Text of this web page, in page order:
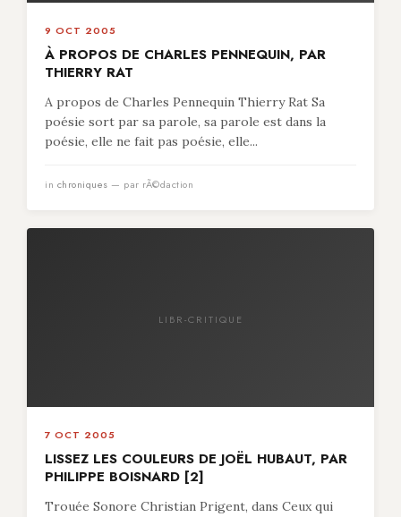
9 OCT 2005
À PROPOS DE CHARLES PENNEQUIN, PAR
THIERRY RAT
A propos de Charles Pennequin Thierry Rat Sa
poésie sort par sa parole, sa parole est dans la
poésie, elle ne fait pas poésie, elle...
in chroniques — par rÃ©daction
LIBR-CRITIQUE
7 OCT 2005
LISSEZ LES COULEURS DE JOËL HUBAUT, PAR
PHILIPPE BOISNARD [2]
Trouée Sonore Christian Prigent, dans Ceux qui